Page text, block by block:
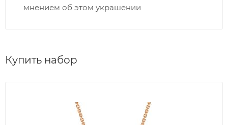
мнением об этом украшении
Купить набор